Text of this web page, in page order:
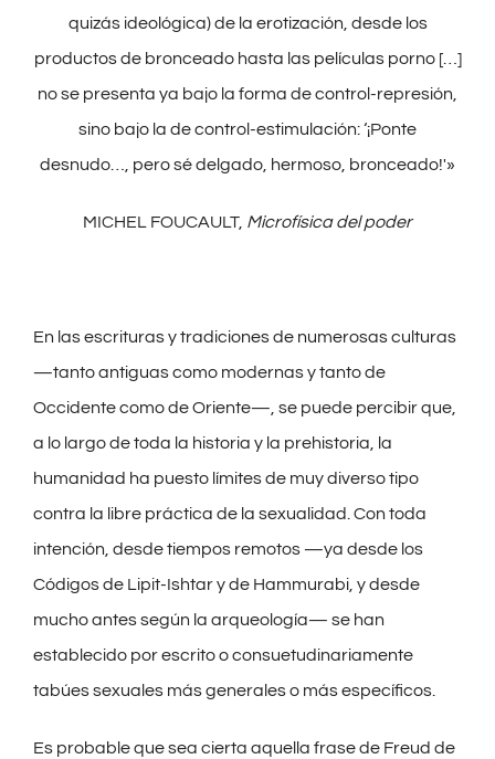
quizás ideológica) de la erotización, desde los
productos de bronceado hasta las películas porno […]
no se presenta ya bajo la forma de control-represión,
sino bajo la de control-estimulación: ‘¡Ponte
desnudo…, pero sé delgado, hermoso, bronceado!'»
MICHEL FOUCAULT, Microfísica del poder
En las escrituras y tradiciones de numerosas culturas
—tanto antiguas como modernas y tanto de
Occidente como de Oriente—, se puede percibir que,
a lo largo de toda la historia y la prehistoria, la
humanidad ha puesto límites de muy diverso tipo
contra la libre práctica de la sexualidad. Con toda
intención, desde tiempos remotos —ya desde los
Códigos de Lipit-Ishtar y de Hammurabi, y desde
mucho antes según la arqueología— se han
establecido por escrito o consuetudinariamente
tabúes sexuales más generales o más específicos.
Es probable que sea cierta aquella frase de Freud de